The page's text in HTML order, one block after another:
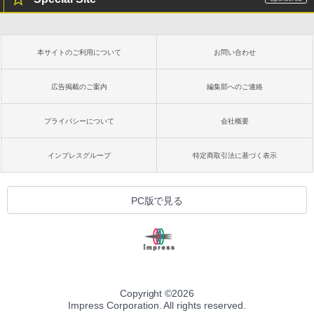
本サイトのご利用について お問い合わせ
広告掲載のご案内 編集部へのご連絡
プライバシーについて 会社概要
インプレスグループ 特定商取引法に基づく表示
PC版で見る
Copyright ©2026
Impress Corporation. All rights reserved.